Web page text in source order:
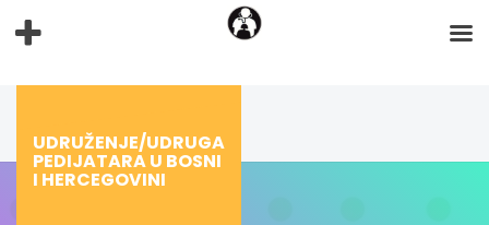
na
UDRUŽENJE/UDRUGA
PEDIJATARA U BOSNI
I HERCEGOVINI